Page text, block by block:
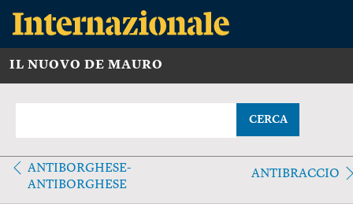
IL NUOVO DE MAURO
CERCA
ANTIBORGHESE-
ANTIBORGHESE
ANTIBRACCIO